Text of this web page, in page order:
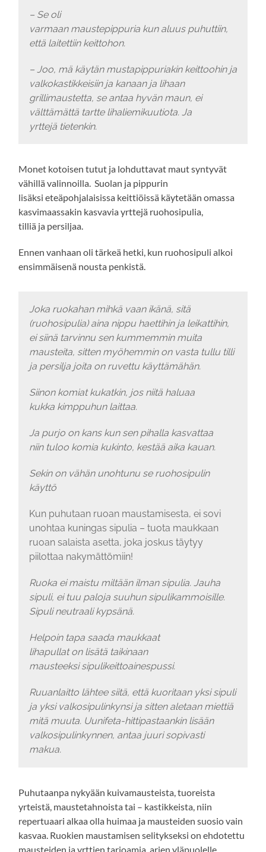
– Se oli
varmaan maustepippuria kun aluus puhuttiin,
että laitettiin keittohon.
– Joo, mä käytän mustapippuriakin keittoohin ja
valkokastikkeisiin ja kanaan ja lihaan
grillimaustetta, se antaa hyvän maun, ei
välttämättä tartte lihaliemikuutiota. Ja
yrttejä tietenkin.
Monet kotoisen tutut ja lohduttavat maut syntyvät
vähillä valinnoilla. Suolan ja pippurin
lisäksi eteäpohjalaisissa keittiöissä käytetään omassa
kasvimaassakin kasvavia yrttejä ruohosipulia,
tilliä ja persiljaa.
Ennen vanhaan oli tärkeä hetki, kun ruohosipuli alkoi
ensimmäisenä nousta penkistä.
Joka ruokahan mihkä vaan ikänä, sitä
(ruohosipulia) aina nippu haettihin ja leikattihin,
ei siinä tarvinnu sen kummemmin muita
mausteita, sitten myöhemmin on vasta tullu tilli
ja persilja joita on ruvettu käyttämähän.
Siinon komiat kukatkin, jos niitä haluaa
kukka kimppuhun laittaa.
Ja purjo on kans kun sen pihalla kasvattaa
niin tuloo komia kukinto, kestää aika kauan.
Sekin on vähän unohtunu se ruohosipulin
käyttö
Kun puhutaan ruoan maustamisesta, ei sovi
unohtaa kuningas sipulia – tuota maukkaan
ruoan salaista asetta, joka joskus täytyy
piilottaa nakymättömiin!
Ruoka ei maistu miltään ilman sipulia. Jauha
sipuli, ei tuu paloja suuhun sipulikammoisille.
Sipuli neutraali kypsänä.
Helpoin tapa saada maukkaat
lihapullat on lisätä taikinaan
mausteeksi sipulikeittoainespussi.
Ruuanlaitto lähtee siitä, että kuoritaan yksi sipuli
ja yksi valkosipulinkynsi ja sitten aletaan miettiä
mitä muuta. Uunifeta-hittipastaankin lisään
valkosipulinkynnen, antaa juuri sopivasti
makua.
Puhutaanpa nykyään kuivamausteista, tuoreista
yrteistä, maustetahnoista tai – kastikkeista, niin
repertuaari alkaa olla huimaa ja mausteiden suosio vain
kasvaa. Ruokien maustamisen selitykseksi on ehdotettu
mausteiden ja yrttien tarjoamia, arjen yläpuolelle